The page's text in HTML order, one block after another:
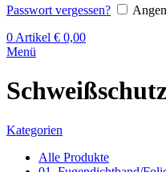
Passwort vergessen?
0 Artikel € 0,00
Menü
Kategorien
Alle Produkte